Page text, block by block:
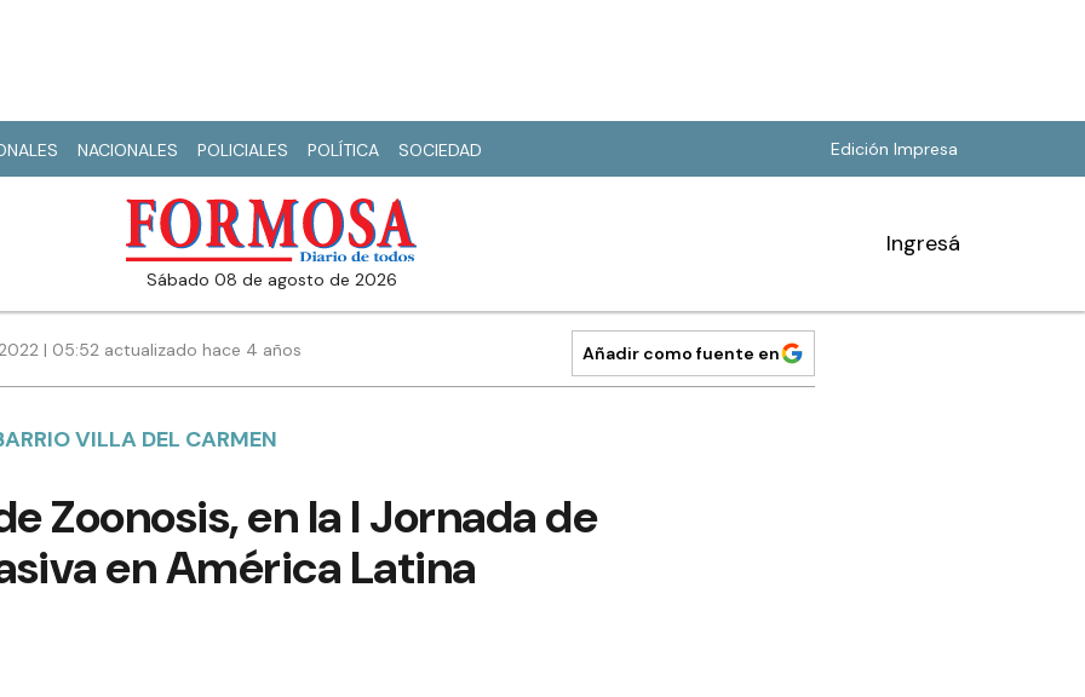
NACIONALES POLICIALES POLÍTICA SOCIEDAD Edición Impresa
sábado 08 de agosto de 2026
Ingresá
| 05:52 actualizado hace 4 años Añadir como fuente en
VILLA DEL CARMEN
Zoonosis, en la I Jornada de
en América Latina